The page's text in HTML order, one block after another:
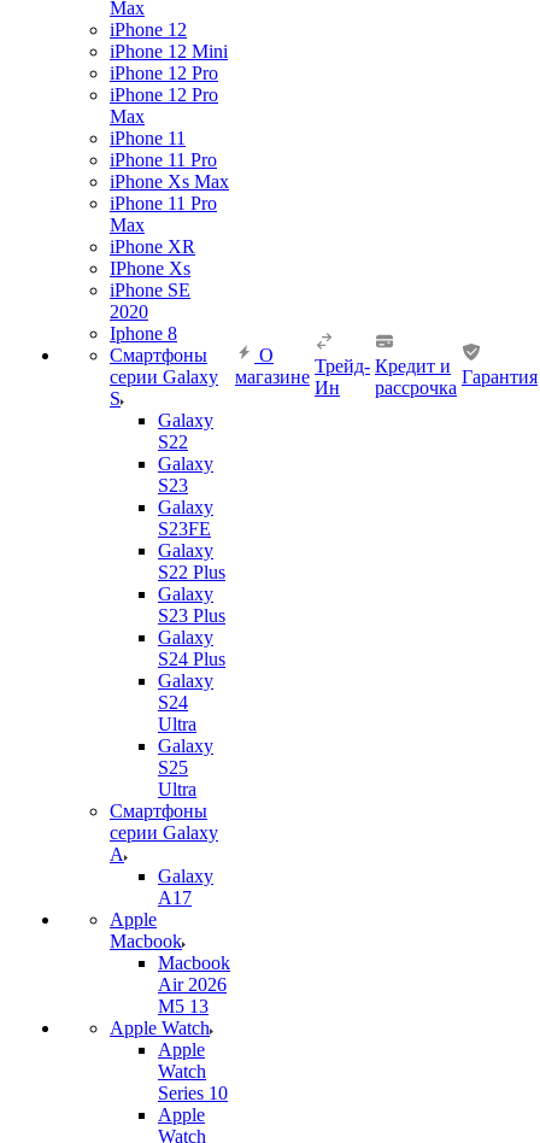
Max
iPhone 12
iPhone 12 Mini
iPhone 12 Pro
iPhone 12 Pro
Max
iPhone 11
iPhone 11 Pro
iPhone Xs Max
iPhone 11 Pro
Max
iPhone XR
IPhone Xs
iPhone SE
2020
Iphone 8
Смартфоны
серии Galaxy
S
Galaxy
S22
Galaxy
S23
Galaxy
S23FE
Galaxy
S22 Plus
Galaxy
S23 Plus
Galaxy
S24 Plus
Galaxy
S24
Ultra
Galaxy
S25
Ultra
Смартфоны
серии Galaxy
A
Galaxy
A17
Apple
Macbook
Macbook
Air 2026
M5 13
Apple Watch
Apple
Watch
Series 10
Apple
Watch
О
магазине
Трейд-
Ин
Кредит и
рассрочка
Гарантия